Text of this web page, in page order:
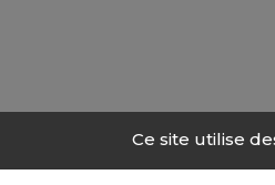
Ce site utilise